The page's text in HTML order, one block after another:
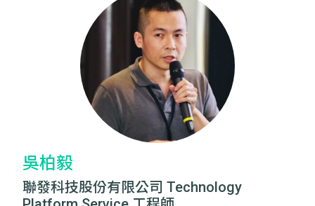
吳柏毅
聯發科技股份有限公司 Technology